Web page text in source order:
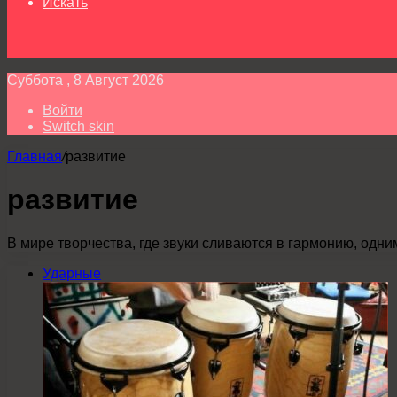
Суббота , 8 Август 2026
Войти
Switch skin
Главная/развитие
развитие
В мире творчества, где звуки сливаются в гармонию,
Ударные